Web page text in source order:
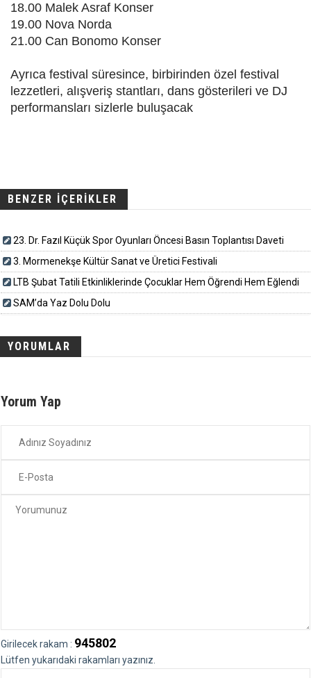
18.00 Malek Asraf Konser
19.00 Nova Norda
21.00 Can Bonomo Konser
Ayrıca festival süresince, birbirinden özel festival
lezzetleri, alışveriş stantları, dans gösterileri ve DJ
performansları sizlerle buluşacak
BENZER İÇERİKLER
23. Dr. Fazıl Küçük Spor Oyunları Öncesi Basın Toplantısı Daveti
3. Mormenekşe Kültür Sanat ve Üretici Festivali
LTB Şubat Tatili Etkinliklerinde Çocuklar Hem Öğrendi Hem Eğlendi
SAM’da Yaz Dolu Dolu
YORUMLAR
Yorum Yap
Girilecek rakam : 945802
Lütfen yukarıdaki rakamları yazınız.